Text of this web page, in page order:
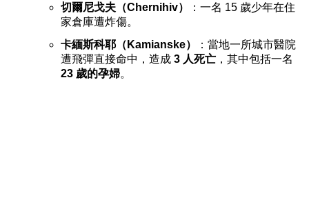
切爾尼戈夫（Chernihiv）
：一名 15 歲少年在住
家倉庫遭炸傷。
卡緬斯科耶（Kamianske）
：當地一所城市醫院
遭飛彈直接命中，造成 3 人死亡 ，其中包括一名
23 歲的孕婦。